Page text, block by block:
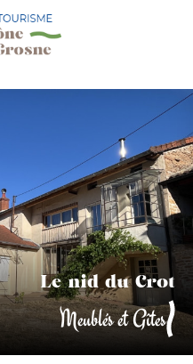
Le nid du Crot
Meublés et Gîtes